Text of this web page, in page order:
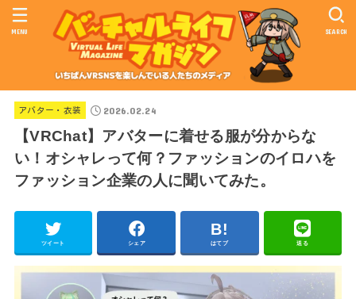
SEARCH
MENU
アバター・衣装 2026.02.24
【VRChat】アバターに着せる服が分からな
い！オシャレって何？ファッションのイロハを
ファッション企業の人に聞いてみた。
ツイート シェア はてブ 送る